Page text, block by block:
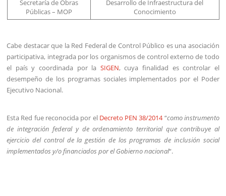
Secretaría de Obras
Públicas – MOP
Desarrollo de Infraestructura del
Conocimiento
Cabe destacar que la Red Federal de Control Público es una asociación
participativa, integrada por los organismos de control externo de todo
el país y coordinada por la SIGEN, cuya finalidad es controlar el
desempeño de los programas sociales implementados por el Poder
Ejecutivo Nacional.
Esta Red fue reconocida por el Decreto PEN 38/2014“como instrumento
de integración federal y de ordenamiento territorial que contribuye al
ejercicio del control de la gestión de los programas de inclusión social
implementados y/o financiados por el Gobierno nacional“.